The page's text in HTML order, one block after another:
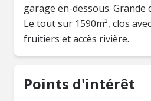
garage en-dessous. Grande
Le tout sur 1590m², clos
fruitiers et accès rivière.
Points d'intérêt